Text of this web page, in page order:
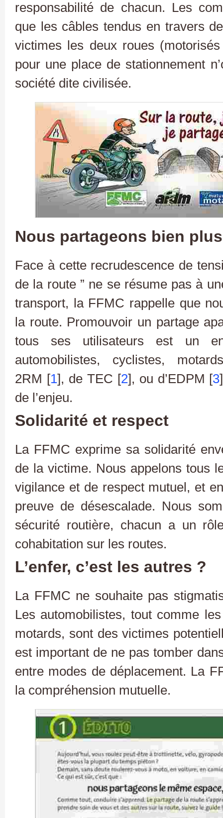
responsabilité de chacun. Les
que les câbles tendus en travers
victimes les deux roues
pour une place de stationnement
société dite civilisée.
Nous partageons bien
Face à cette recrudescence de
de la route ” ne se résume pas à
transport, la FFMC rappelle que
la route. Promouvoir un partage
tous ses utilisateurs est un
automobilistes, cyclistes,
2RM [1], de TEC [2], ou d’EDPM [3
de l’enjeu.
Solidarité et respect
La FFMC exprime sa solidarité
de la victime. Nous appelons tous
vigilance et de respect mutuel, et
preuve de désescalade. Nous
sécurité routière, chacun a un
cohabitation sur les routes.
L’enfer, c’est les autres ?
La FFMC ne souhaite pas
Les automobilistes, tout comme
motards, sont des victimes
est important de ne pas tomber
entre modes de déplacement. La
la compréhension mutuelle.